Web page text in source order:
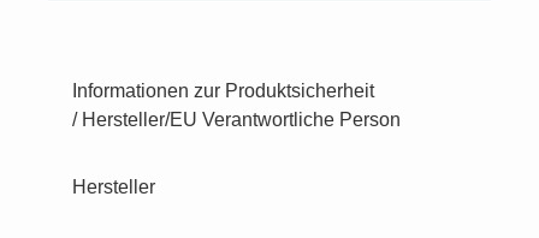
Informationen zur Produktsicherheit
/ Hersteller/EU Verantwortliche Person
Hersteller